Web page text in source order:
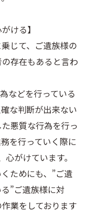
ける】
じて、ご遺族様の
存在もあると言わ
などを行っている
な判断が出来ない
悪質な行為を行っ
を行っていく際に
がけています。
ためにも、”ご遺
”ご遺族様に対
業をしております